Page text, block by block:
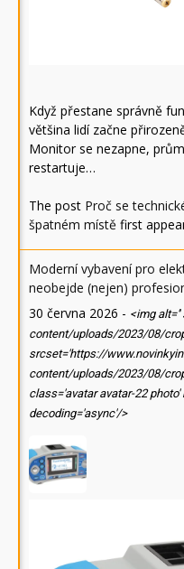
Když přestane správně
většina lidí začne
Monitor se nezapne,
restartuje…
The post Proč se
špatném místě first
Moderní vybavení pro
neobejde (nejen)
30 června 2026 - <img
content/uploads/2023/08/
srcset='https://
content/uploads/2023/08/
class='avatar avatar-22
decoding='async'/>